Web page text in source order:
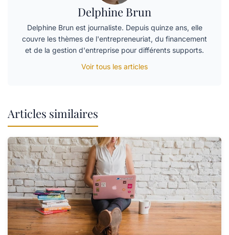
Delphine Brun
Delphine Brun est journaliste. Depuis quinze ans, elle
couvre les thèmes de l'entrepreneuriat, du financement
et de la gestion d'entreprise pour différents supports.
Voir tous les articles
Articles similaires